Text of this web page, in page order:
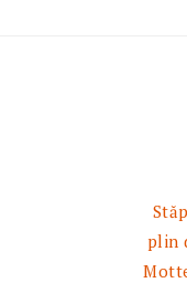
plin